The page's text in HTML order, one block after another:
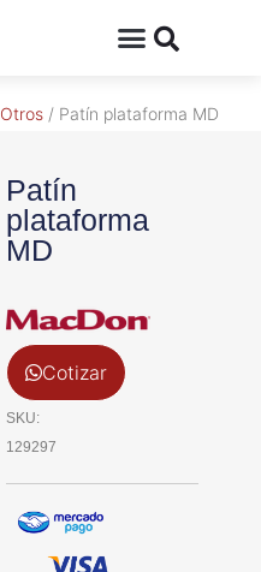
Otros / Patín plataforma MD
Patín
plataforma
MD
Cotizar
SKU:
129297